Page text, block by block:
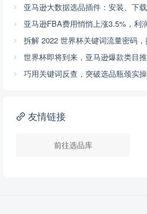
亚马逊大数据选品插件：安装、下
亚马逊FBA费用悄悄上涨3.5%，利润模型要全部重算
拆解 2022 世界杯关键词流量密码
世界杯即将到来，亚马逊爆款类目
巧用关键词反查，突破选品瓶颈实
友情链接
前往选品库